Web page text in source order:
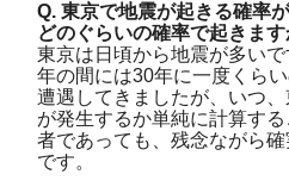
Q. 東京で地震が起きる確率
どのぐらいの確率で起きます
東京は日頃から地震が多い
年の間には30年に一度くら
遭遇してきましたが、いつ
が発生するか単純に計算す
者であっても、残念ながら
です。